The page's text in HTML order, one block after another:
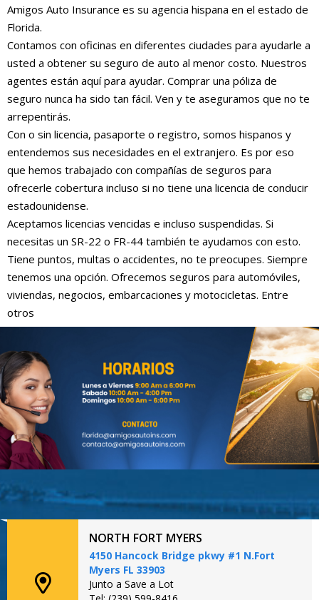
Amigos Auto Insurance es su agencia hispana en el estado de
Florida.
Contamos con oficinas en diferentes ciudades para ayudarle a
usted a obtener su seguro de auto al menor costo. Nuestros
agentes están aquí para ayudar. Comprar una póliza de
seguro nunca ha sido tan fácil. Ven y te aseguramos que no te
arrepentirás.
Con o sin licencia, pasaporte o registro, somos hispanos y
entendemos sus necesidades en el extranjero. Es por eso
que hemos trabajado con compañías de seguros para
ofrecerle cobertura incluso si no tiene una licencia de conducir
estadounidense.
Aceptamos licencias vencidas e incluso suspendidas. Si
necesitas un SR-22 o FR-44 también te ayudamos con esto.
Tiene puntos, multas o accidentes, no te preocupes. Siempre
tenemos una opción. Ofrecemos seguros para automóviles,
viviendas, negocios, embarcaciones y motocicletas. Entre
otros
NORTH FORT MYERS
4150 Hancock Bridge pkwy #1 N.Fort
Myers FL 33903
Junto a Save a Lot